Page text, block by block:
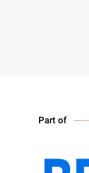
Part of